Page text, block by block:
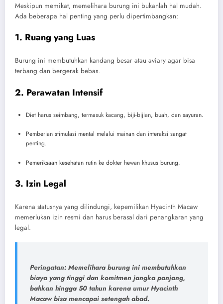
Meskipun memikat, memelihara burung ini bukanlah hal mudah.
Ada beberapa hal penting yang perlu dipertimbangkan:
1. Ruang yang Luas
Burung ini membutuhkan kandang besar atau aviary agar bisa
terbang dan bergerak bebas.
2. Perawatan Intensif
Diet harus seimbang, termasuk kacang, biji-bijian, buah, dan sayuran.
Pemberian stimulasi mental melalui mainan dan interaksi sangat
penting.
Pemeriksaan kesehatan rutin ke dokter hewan khusus burung.
3. Izin Legal
Karena statusnya yang dilindungi, kepemilikan Hyacinth Macaw
memerlukan izin resmi dan harus berasal dari penangkaran yang
legal.
Peringatan: Memelihara burung ini membutuhkan
biaya yang tinggi dan komitmen jangka panjang,
bahkan hingga 50 tahun karena umur Hyacinth
Macaw bisa mencapai setengah abad.